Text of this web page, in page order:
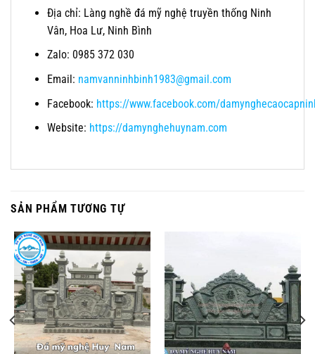
Địa chỉ: Làng nghề đá mỹ nghệ truyền thống Ninh
Vân, Hoa Lư, Ninh Bình
Zalo: 0985 372 030
Email: namvanninhbinh1983@gmail.com
Facebook: https://www.facebook.com/
Website: https://damynghehuynam.com
SẢN PHẨM TƯƠNG TỰ